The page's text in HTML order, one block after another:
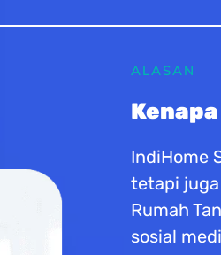
ALASAN
IndiHome
tetapi
Rumah
sosial